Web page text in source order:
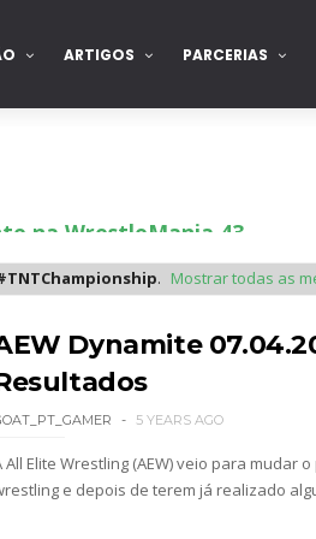
ARTIGOS PARCERIAS
na WrestleMania 43
Lynch e Liv Morgan no
marca "Vice City" para
. Mostrar todas as
Dynamite
5 YEARS AGO
All Elite Wrestling (AEW) veio para mudar
e depois de terem já realizado